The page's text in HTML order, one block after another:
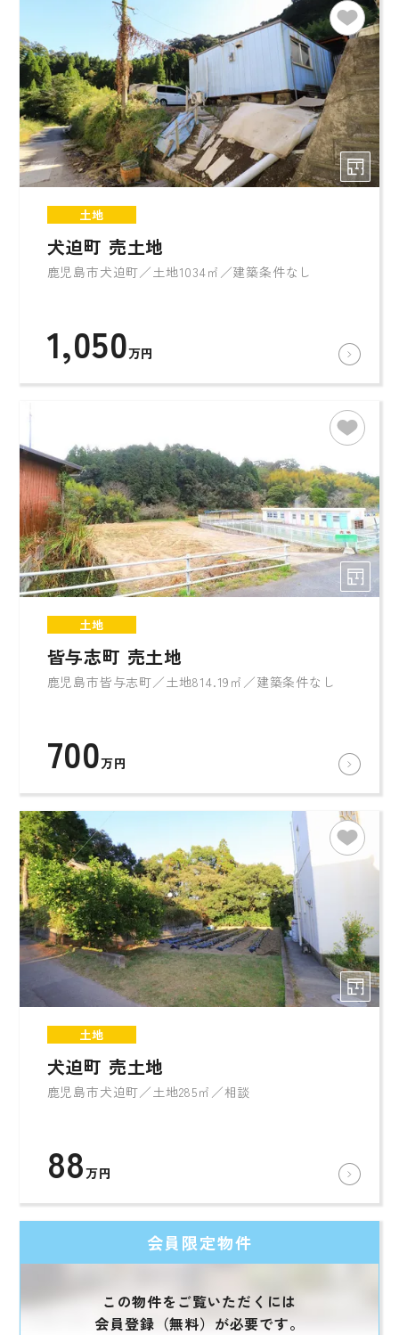
土地
犬迫町 売土地
鹿児島市犬迫町／土地1034㎡／建築条件なし
1,050万円
土地
皆与志町 売土地
鹿児島市皆与志町／土地814.19㎡／建築条件なし
700万円
土地
犬迫町 売土地
鹿児島市犬迫町／土地285㎡／相談
88万円
会員限定物件
この物件をご覧いただくには
会員登録（無料）が必要です。